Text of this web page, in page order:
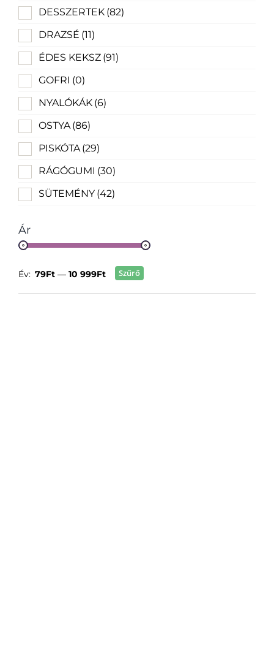
DESSZERTEK (82)
DRAZSÉ (11)
ÉDES KEKSZ (91)
GOFRI (0)
NYALÓKÁK (6)
OSTYA (86)
PISKÓTA (29)
RÁGÓGUMI (30)
SÜTEMÉNY (42)
Ár
Szűrő
Év: 79Ft — 10 999Ft